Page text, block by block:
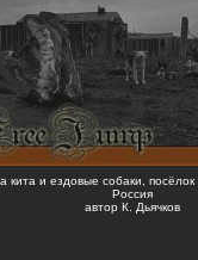
кита и ездовые собаки,
Россия
автор К. Дьячков